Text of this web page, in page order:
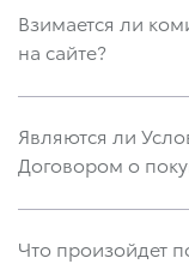
Взимается ли
на сайте?
Являются ли
Договором о
Что произойдет